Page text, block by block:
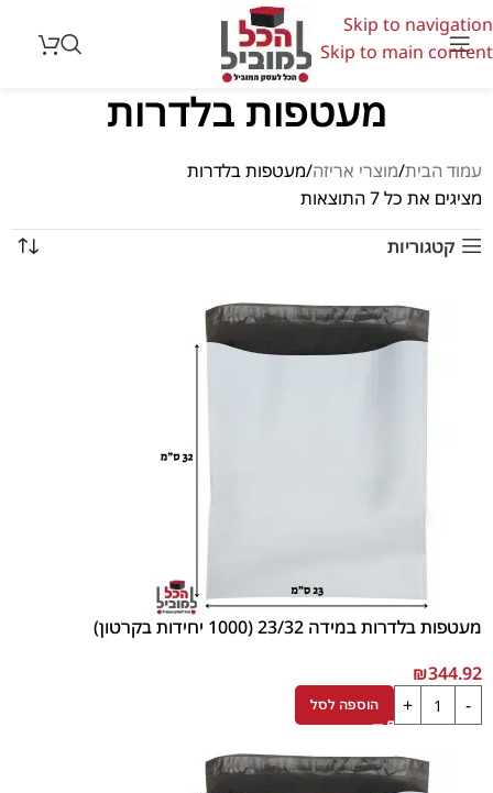
Skip to navigation
Skip to main content
מעטפות בלדרות
עמוד הבית מוצרי אריזה מעטפות בלדרות
מציגים את כל ⁦7⁩ התוצאות
קטגוריות
מעטפות בלדרות במידה 23/32 (1000 יחידות בקרטון)
₪344.92
הוספה לסל